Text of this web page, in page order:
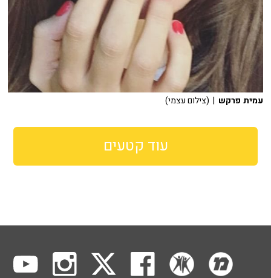
עמית פרקש | (צילום עצמי)
עוד קטעים